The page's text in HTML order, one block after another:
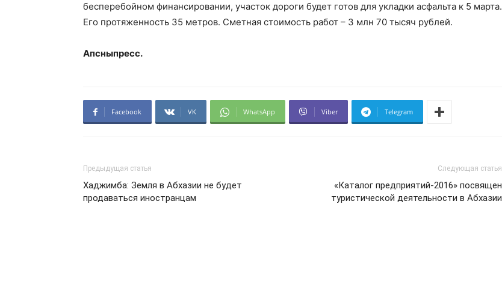
бесперебойном финансировании, участок дороги будет готов для укладки асфальта к 5 марта.
Его протяженность 35 метров. Сметная стоимость работ – 3 млн 70 тысяч рублей.
Апсныпресс.
Facebook VK WhatsApp Viber Telegram
Предыдущая статья
Хаджимба: Земля в Абхазии не будет
продаваться иностранцам
Следующая статья
«Каталог предприятий-2016» посвящен
туристической деятельности в Абхазии